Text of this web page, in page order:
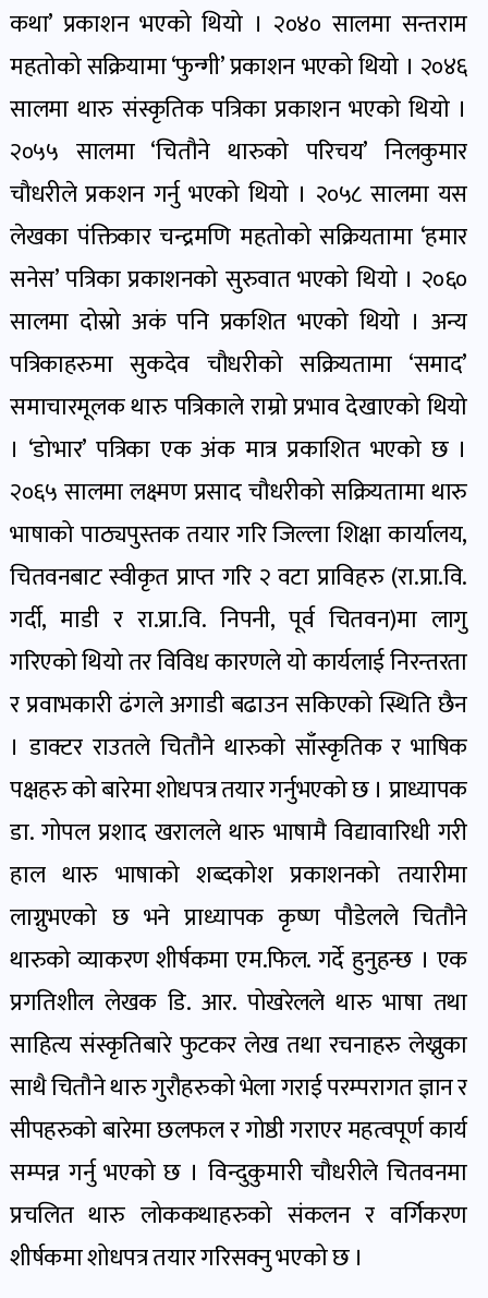
कथा’ प्रकाशन भएको थियो । २०४० सालमा सन्तराम
महतोको सक्रियामा ‘फुन्गी’ प्रकाशन भएको थियो । २०४६
सालमा थारु संस्कृतिक पत्रिका प्रकाशन भएको थियो ।
२०५५ सालमा ‘चितौने थारुको परिचय’ निलकुमार
चौधरीले प्रकशन गर्नु भएको थियो । २०५८ सालमा यस
लेखका पंक्तिकार चन्द्रमणि महतोको सक्रियतामा ‘हमार
सनेस’ पत्रिका प्रकाशनको सुरुवात भएको थियो । २०६०
सालमा दोस्रो अकं पनि प्रकशित भएको थियो । अन्य
पत्रिकाहरुमा सुकदेव चौधरीको सक्रियतामा ‘समाद’
समाचारमूलक थारु पत्रिकाले राम्रो प्रभाव देखाएको थियो
। ‘डोभार’ पत्रिका एक अंक मात्र प्रकाशित भएको छ ।
२०६५ सालमा लक्ष्मण प्रसाद चौधरीको सक्रियतामा थारु
भाषाको पाठ्यपुस्तक तयार गरि जिल्ला शिक्षा कार्यालय,
चितवनबाट स्वीकृत प्राप्त गरि २ वटा प्राविहरु (रा.प्रा.वि.
गर्दी, माडी र रा.प्रा.वि. निपनी, पूर्व चितवन)मा लागु
गरिएको थियो तर विविध कारणले यो कार्यलाई निरन्तरता
र प्रवाभकारी ढंगले अगाडी बढाउन सकिएको स्थिति छैन
। डाक्टर राउतले चितौने थारुको साँस्कृतिक र भाषिक
पक्षहरु को बारेमा शोधपत्र तयार गर्नुभएको छ । प्राध्यापक
डा. गोपल प्रशाद खरालले थारु भाषामै विद्यावारिधी गरी
हाल थारु भाषाको शब्दकोश प्रकाशनको तयारीमा
लाग्नुभएको छ भने प्राध्यापक कृष्ण पौडेलले चितौने
थारुको व्याकरण शीर्षकमा एम.फिल. गर्दे हुनुहन्छ । एक
प्रगतिशील लेखक डि. आर. पोखरेलले थारु भाषा तथा
साहित्य संस्कृतिबारे फुटकर लेख तथा रचनाहरु लेख्नुका
साथै चितौने थारु गुरौहरुको भेला गराई परम्परागत ज्ञान र
सीपहरुको बारेमा छलफल र गोष्ठी गराएर महत्वपूर्ण कार्य
सम्पन्न गर्नु भएको छ । विन्दुकुमारी चौधरीले चितवनमा
प्रचलित थारु लोककथाहरुको संकलन र वर्गिकरण
शीर्षकमा शोधपत्र तयार गरिसक्नु भएको छ ।